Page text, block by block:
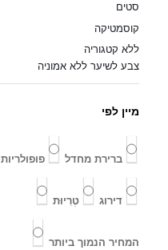
סטים
קוסמטיקה
ללא קטגוריה
צבע לשיער ללא אמוניה
מיין לפי
ברירת מחדל פופולריות
דירוג טְרִיוּת
המחיר הנמוך ביותר